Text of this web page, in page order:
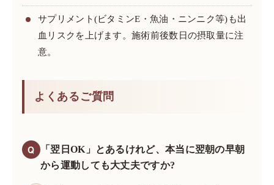
サプリメント(ビタミンE・魚油・ニンニク等)も出
血リスクを上げます。施術前後数日の摂取量に注
意。
よくあるご質問
Q
「翌日OK」とあるけれど、本当に翌朝の早朝
から運動しても大丈夫ですか?